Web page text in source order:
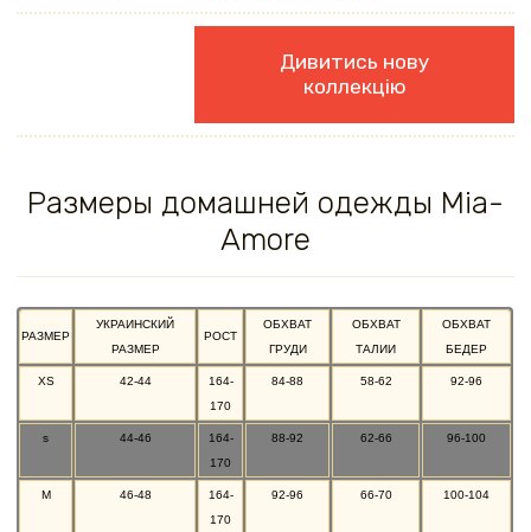
Дивитись нову
коллекцію
Размеры домашней одежды Mia-
Amore
РАЗМЕР
УКРАИНСКИЙ
РАЗМЕР
РОСТ
ОБХВАТ
ГРУДИ
ОБХВАТ
ТАЛИИ
ОБХВАТ
БЕДЕР
XS 42-44
164-
170
84-88 58-62 92-96
s 44-46
164-
170
88-92 62-66 96-100
M 46-48
164-
170
92-96 66-70 100-104